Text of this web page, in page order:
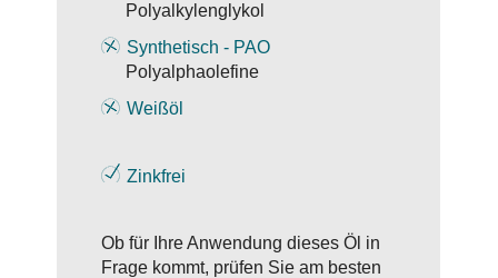
Polyalkylenglykol
Synthetisch - PAO
Polyalphaolefine
Weißöl
Zinkfrei
Ob für Ihre Anwendung dieses Öl in
Frage kommt, prüfen Sie am besten